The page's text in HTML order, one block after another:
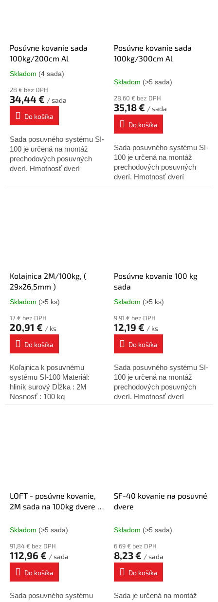
Posúvne kovanie sada
100kg/200cm Al
Priemerné
produktu
je
5,0
hviezdičiek.
Skladom (4 sada)
28 € bez DPH
34,44 € / sada
Do košíka
Sada posuvného systému SI-
100 je určená na montáž
prechodových posuvných
dverí. Hmotnosť dverí
Posúvne kovanie sada
100kg/300cm Al
Skladom (>5 sada)
28,60 € bez DPH
35,18 € / sada
Do košíka
Sada posuvného systému SI-
100 je určená na montáž
prechodových posuvných
dverí. Hmotnosť dverí
nesmie presiahnuť 100 kg.
Kolajnica 2M/100kg, (
29x26,5mm )
Priemerné
produktu
je
4,8
hviezdičiek.
Skladom (>5 ks)
17 € bez DPH
20,91 € / ks
Do košíka
Koľajnica k posuvnému
systému SI-100 Materiál:
hliník surový Dĺžka : 2M
Nosnosť : 100 kg
Posúvne kovanie 100 kg
sada
Priemerné
produktu
je
4,3
hviezdičiek.
Skladom (>5 ks)
9,91 € bez DPH
12,19 € / ks
Do košíka
Sada posuvného systému SI-
100 je určená na montáž
prechodových posuvných
dverí. Hmotnosť dverí
nesmie presiahnuť 100 kg.
LOFT - posúvne kovanie,
2M sada na 100kg dvere s
Skladom (>5 sada)
91,84 € bez DPH
112,96 € / sada
Do košíka
Sada posuvného systému
SF-40 kovanie na posuvné
dvere
Skladom (>5 sada)
6,69 € bez DPH
8,23 € / sada
Do košíka
Sada je určená na montáž